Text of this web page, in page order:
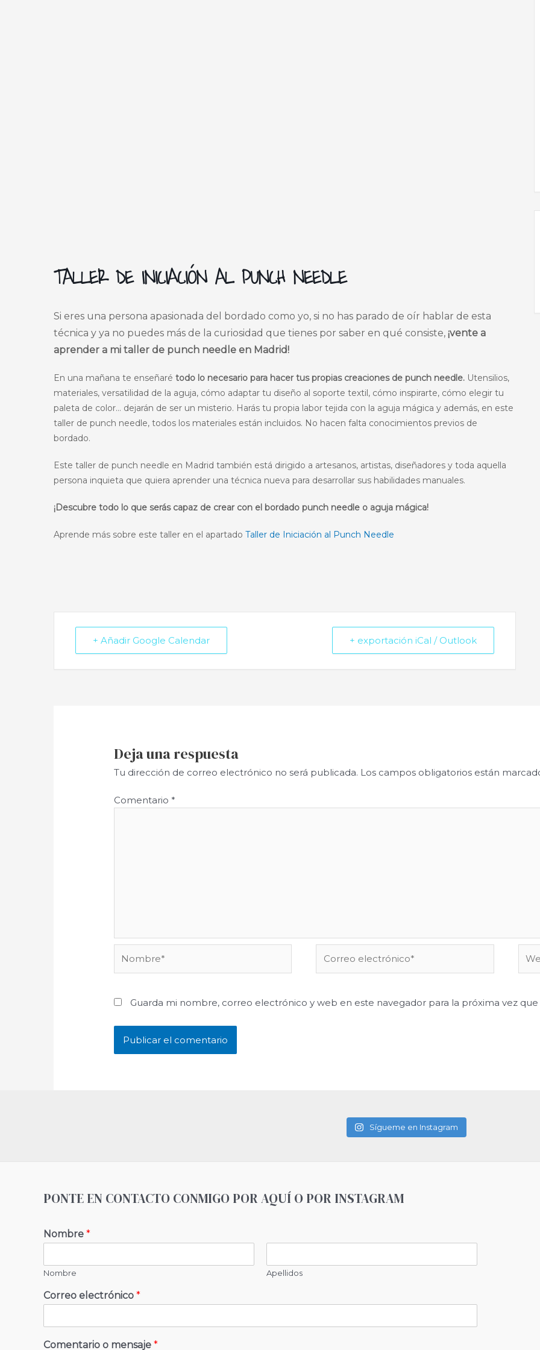
TALLER DE INICIACIÓN AL PUNCH NEEDLE
Si eres una persona apasionada del bordado como yo, si no has parado de oír hablar de esta
técnica y ya no puedes más de la curiosidad que tienes por saber en qué consiste, ¡vente a
aprender a mi taller de punch needle en Madrid!
En una mañana te enseñaré todo lo necesario para hacer tus propias creaciones de punch needle. Utensilios,
materiales, versatilidad de la aguja, cómo adaptar tu diseño al soporte textil, cómo inspirarte, cómo elegir tu
paleta de color… dejarán de ser un misterio. Harás tu propia labor tejida con la aguja mágica y además, en este
taller de punch needle, todos los materiales están incluidos. No hacen falta conocimientos previos de
bordado.
Este taller de punch needle en Madrid también está dirigido a artesanos, artistas, diseñadores y toda aquella
persona inquieta que quiera aprender una técnica nueva para desarrollar sus habilidades manuales.
¡Descubre todo lo que serás capaz de crear con el bordado punch needle o aguja mágica!
Aprende más sobre este taller en el apartado Taller de Iniciación al Punch Needle
+ Añadir Google Calendar + exportación iCal / Outlook
Deja una respuesta
Tu dirección de correo electrónico no será publicada. Los campos obligatorios están
Comentario *
electrónico*
Guarda mi nombre, correo electrónico y web en este navegador para la próxima vez
Sígueme en Instagram
PONTE EN CONTACTO CONMIGO POR AQUÍ O POR INSTAGRAM
Nombre *
Nombre Apellidos
Correo electrónico *
Comentario o mensaje *